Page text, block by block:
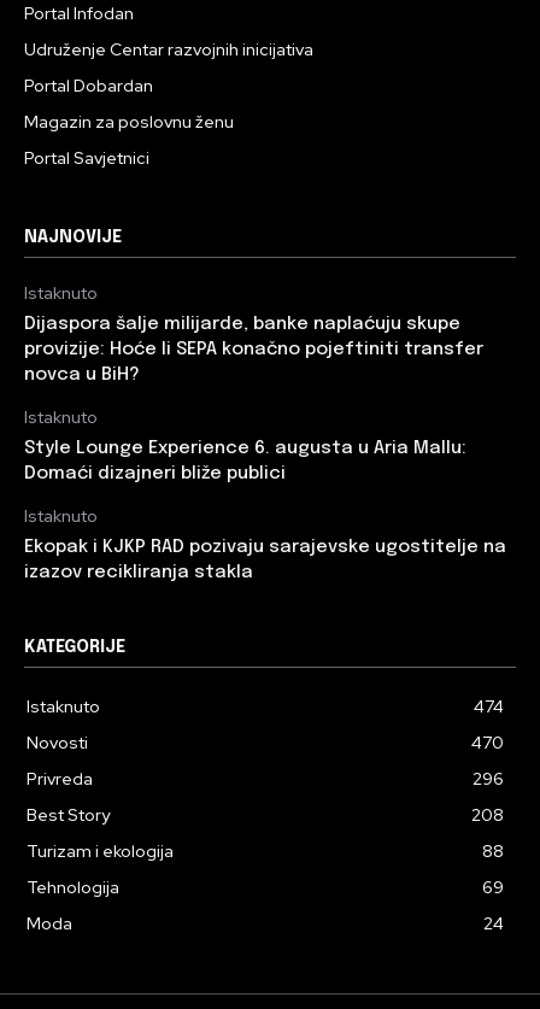
Portal Infodan
Udruženje Centar razvojnih inicijativa
Portal Dobardan
Magazin za poslovnu ženu
Portal Savjetnici
NAJNOVIJE
Istaknuto
Dijaspora šalje milijarde, banke naplaćuju skupe
provizije: Hoće li SEPA konačno pojeftiniti transfer
novca u BiH?
Istaknuto
Style Lounge Experience 6. augusta u Aria Mallu:
Domaći dizajneri bliže publici
Istaknuto
Ekopak i KJKP RAD pozivaju sarajevske ugostitelje na
izazov recikliranja stakla
KATEGORIJE
Istaknuto
474
Novosti
470
Privreda
296
Best Story
208
Turizam i ekologija
88
Tehnologija
69
Moda
24